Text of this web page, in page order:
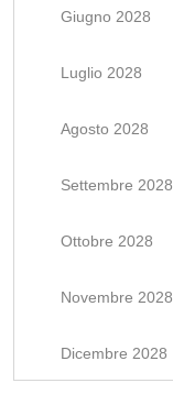
Giugno 2028
Luglio 2028
Agosto 2028
Settembre 2028
Ottobre 2028
Novembre 2028
Dicembre 2028